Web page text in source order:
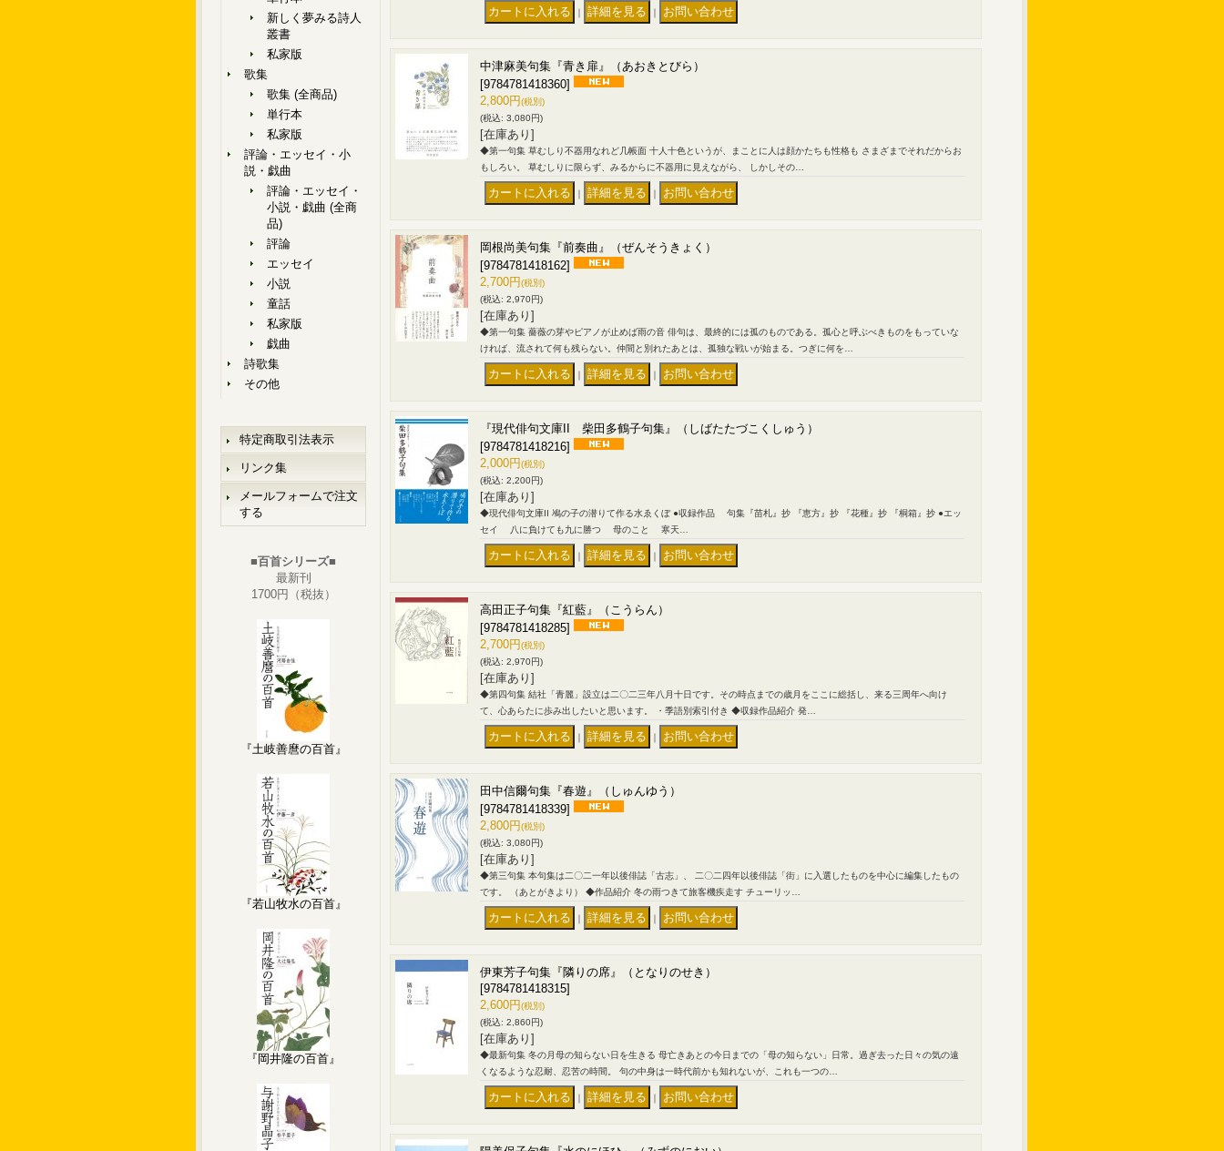
新しく夢みる詩人
叢書
私家版
歌集
歌集 (全商品)
単行本
私家版
評論・エッセイ・小
説・戯曲
評論・エッセイ・
小説・戯曲 (全商
品)
評論
エッセイ
小説
童話
私家版
戯曲
詩歌集
その他
特定商取引法表示
リンク集
メールフォームで注文
する
■百首シリーズ■
最新刊
1700円（税抜）
『土岐善麿の百首』
『若山牧水の百首』
『岡井隆の百首』
｜ ｜
中津麻美句集『青き扉』（あおきとびら）
[9784781418360]
2,800円(税別)
(税込: 3,080円)
[在庫あり]
◆第一句集 草むしり不器用なれど几帳面 十人十色というが、まことに人は顔かたちも性格も さまざまでそれだからお
もしろい。 草むしりに限らず、みるからに不器用に見えながら、 しかしその…
｜ ｜
岡根尚美句集『前奏曲』（ぜんそうきょく）
[9784781418162]
2,700円(税別)
(税込: 2,970円)
[在庫あり]
◆第一句集 薔薇の芽やピアノが止めば雨の音 俳句は、最終的には孤のものである。孤心と呼ぶべきものをもっていな
ければ、流されて何も残らない。仲間と別れたあとは、孤独な戦いが始まる。つぎに何を…
｜ ｜
『現代俳句文庫II 柴田多鶴子句集』（しばたたづこくしゅう）
[9784781418216]
2,000円(税別)
(税込: 2,200円)
[在庫あり]
◆現代俳句文庫II 鳰の子の潜りて作る水ゑくぼ ●収録作品 句集『苗札』抄 『恵方』抄 『花種』抄 『桐箱』抄 ●エッ
セイ 八に負けても九に勝つ 母のこと 寒天…
｜ ｜
高田正子句集『紅藍』（こうらん）
[9784781418285]
2,700円(税別)
(税込: 2,970円)
[在庫あり]
◆第四句集 結社「青麗」設立は二〇二三年八月十日です。その時点までの歳月をここに総括し、来る三周年へ向け
て、心あらたに歩み出したいと思います。 ・季語別索引付き ◆収録作品紹介 発…
｜ ｜
田中信爾句集『春遊』（しゅんゆう）
[9784781418339]
2,800円(税別)
(税込: 3,080円)
[在庫あり]
◆第三句集 本句集は二〇二一年以後俳誌「古志」、 二〇二四年以後俳誌「街」に入選したものを中心に編集したもの
です。 （あとがきより） ◆作品紹介 冬の雨つきて旅客機疾走す チューリッ…
｜ ｜
伊東芳子句集『隣りの席』（となりのせき）
[9784781418315]
2,600円(税別)
(税込: 2,860円)
[在庫あり]
◆最新句集 冬の月母の知らない日を生きる 母亡きあとの今日までの「母の知らない」日常。過ぎ去った日々の気の遠
くなるような忍耐、忍苦の時間。 句の中身は一時代前かも知れないが、これも一つの…
｜ ｜